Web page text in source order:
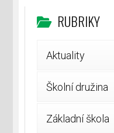
RUBRIKY
Aktuality
Školní družina
Základní škola